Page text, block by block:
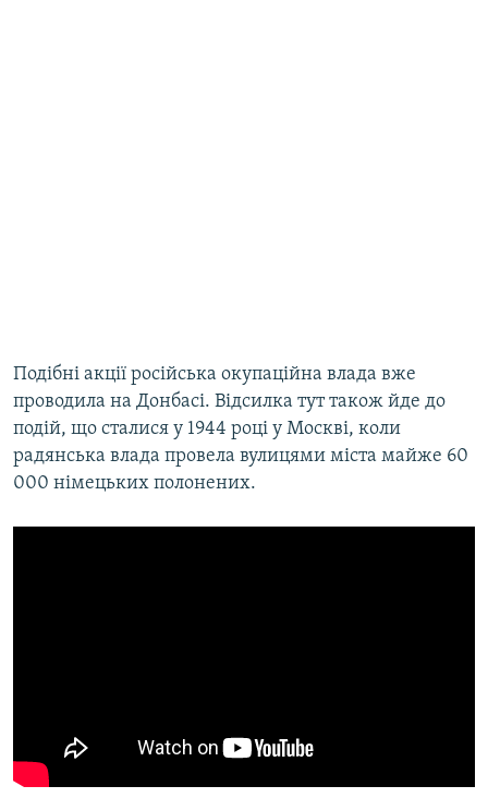
Подібні акції російська окупаційна влада вже
проводила на Донбасі. Відсилка тут також йде до
подій, що сталися у 1944 році у Москві, коли
радянська влада провела вулицями міста майже 60
000 німецьких полонених.